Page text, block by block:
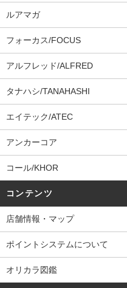
ルアマガ
フォーカス/FOCUS
アルフレッド/ALFRED
タナハシ/TANAHASHI
エイテック/ATEC
アンカーコア
コール/KHOR
コンテンツ
店舗情報・マップ
ポイントシステムについて
オリカラ図鑑